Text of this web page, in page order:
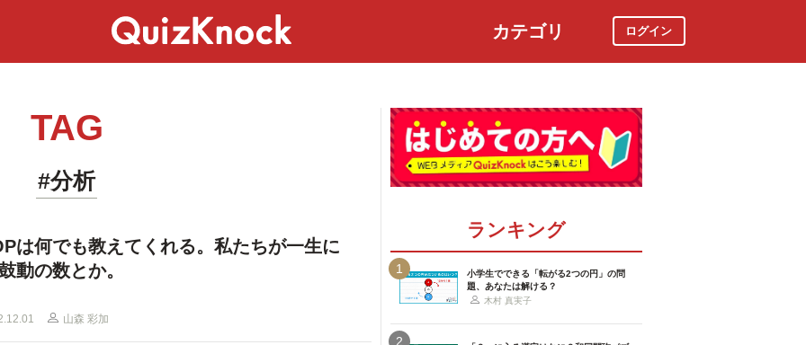
カテゴリ ログイン
TAG
#分析
は何でも教えてくれる。私たちが一生に
動の数とか。
山森 彩加
ランキング
1
小学生でできる「転がる2つの円」の問
題、あなたは解ける？
木村 真実子
2